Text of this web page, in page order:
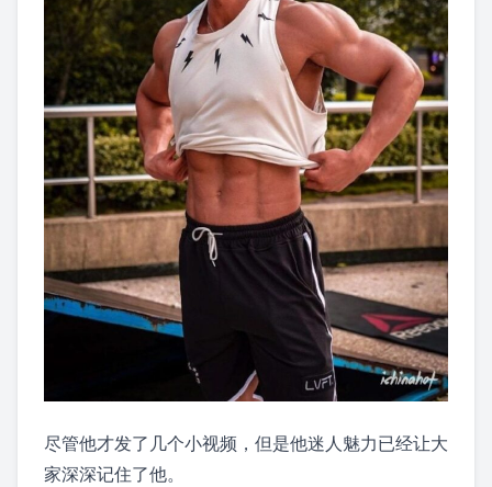
尽管他才发了几个小视频，但是他迷人魅力已经让大
家深深记住了他。